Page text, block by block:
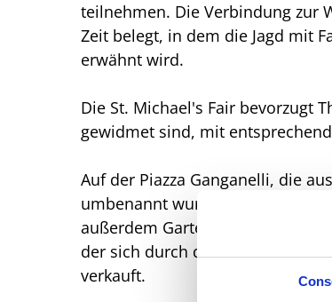
teilnehmen. Die Verbindung zur
Zeit belegt, in dem die Jagd mit
erwähnt wird.
Die St. Michael's Fair bevorzugt
gewidmet sind, mit
Auf der Piazza Ganganelli, die
umbenannt wurde und
außerdem Gartenartikel
der sich durch das
verkauft.